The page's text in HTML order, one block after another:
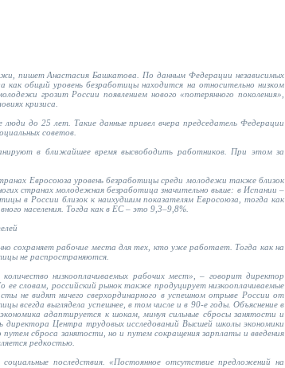
пишет Анастасия Башкатова. По данным Федерации независимых
общий уровень безработицы находится на относительно низком
грозит России появлением нового «потерянного поколения»,
кризиса.
до 25 лет. Такие данные привел вчера председатель Федерации
советов.
в ближайшее время высвободить работников. При этом за
Евросоюза уровень безработицы среди молодежи также близок
странах молодежная безработица значительно выше: в Испании –
в России близок к наихудшим показателям Евросоюза, тогда как
населения. Тогда как в ЕС – это 9,3–9,8%.
сохраняет рабочие места для тех, кто уже работает. Тогда как на
не распространяются.
низкооплачиваемых рабочих мест», – говорит директор
словам, российский рынок также продуцирует низкооплачиваемые
не видят ничего сверхординарного в успешном отрыве России от
всегда выглядела успешнее, в том числе и в 90-е годы. Объяснение в
адаптируется к шокам, минуя сильные сбросы занятости и
Центра трудовых исследований Высшей школы экономики
сброса занятости, но и путем сокращения зарплаты и введения
редкостью.
последствия. «Постоянное отсутствие предложений на